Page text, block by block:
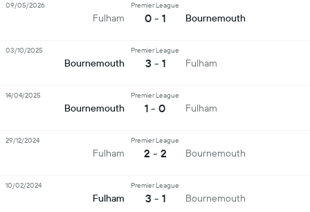
Fulham
Premier League
0 - 1 Bournemouth
09/05/2026
Bournemouth
Premier League
3 - 1 Fulham
03/10/2025
Bournemouth
Premier League
1 - 0 Fulham
14/04/2025
Fulham
Premier League
2 - 2 Bournemouth
29/12/2024
Fulham
Premier League
3 - 1 Bournemouth
10/02/2024